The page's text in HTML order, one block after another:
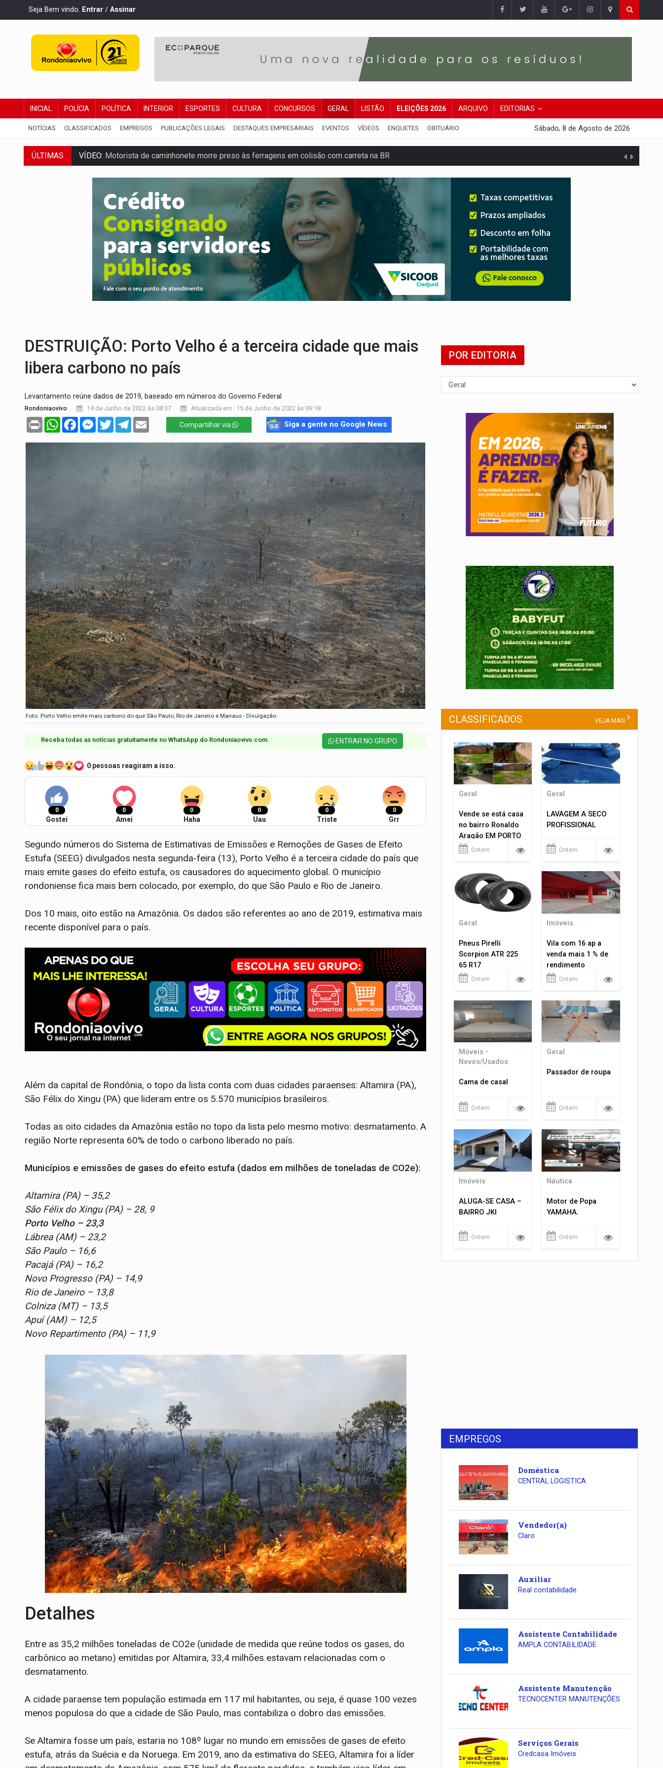
Seja Bem vindo. Entrar / Assinar
INICIAL POLÍCIA POLÍTICA INTERIOR ESPORTES CULTURA CONCURSOS GERAL LISTÃO ELEIÇÕES 2026 ARQUIVO EDITORIAS
NOTÍCIAS CLASSIFICADOS EMPREGOS PUBLICAÇÕES LEGAIS DESTAQUES EMPRESARIAIS EVENTOS VÍDEOS ENQUETES OBITUÁRIO Sábado, 8 de Agosto de 2026
ÚLTIMAS LAZER: Seis lugares gratuitos para aproveitar o fim de semana em Porto Velho
VÍDEO:FTICCO e Força Tática prendem membro do CV com arma e drogas em boca de fumo
INCLUSÃO: Prefeitura fortalece parceria com a APAE para ampliar ações voltadas a PCD's
DEFESA:Exército testa inovações no combate a drones durante exercício antiaéreo
TEMAS SOCIOAMBIENTAIS:Em Itapuã do Oeste, CINEMAZÔNIA leva cinema amazônico a estudantes na escola
PREVISÃO:Interior de Rondônia terá sábado (8) de calor intenso e tempo firme
INFRAESTRUTURA:Após quase 30 anos de espera, asfalto chega ao bairro Nova Esperança
A ILHA: Coreografia de Rondônia estreia na programação do Festival de Dança de Joinville
DESTRUIÇÃO: Porto Velho é a terceira cidade que mais
libera carbono no país
Levantamento reúne dados de 2019, baseado em números do Governo Federal
Rondoniaovivo 14 de Junho de 2022 às 08:37 Atualizada em : 15 de Junho de 2022 às 09:18
Print WhatsAppFacebookMessenger
TwitterTelegram Compartilhar via Siga a gente no Google News
Foto: Porto Velho emite mais carbono do que São Paulo, Rio de Janeiro e Manaus - Divulgação
Receba todas as notícias gratuitamente no WhatsApp do Rondoniaovivo.com.​ ENTRAR NO GRUPO
0 pessoas reagiram a isso.
0
Gostei
0
Amei
0
Haha
0
Uau
0
Triste
0
Grr
Segundo números do Sistema de Estimativas de Emissões e Remoções de Gases de Efeito
Estufa (SEEG) divulgados nesta segunda-feira (13), Porto Velho é a terceira cidade do país que
mais emite gases do efeito estufa, os causadores do aquecimento global. O município
rondoniense fica mais bem colocado, por exemplo, do que São Paulo e Rio de Janeiro.
Dos 10 mais, oito estão na Amazônia. Os dados são referentes ao ano de 2019, estimativa mais
recente disponível para o país.
Além da capital de Rondônia, o topo da lista conta com duas cidades paraenses: Altamira (PA),
São Félix do Xingu (PA) que lideram entre os 5.570 municípios brasileiros.
Todas as oito cidades da Amazônia estão no topo da lista pelo mesmo motivo: desmatamento. A
região Norte representa 60% de todo o carbono liberado no país.
Municípios e emissões de gases do efeito estufa (dados em milhões de toneladas de CO2e):
Altamira (PA) – 35,2
São Félix do Xingu (PA) – 28, 9
Porto Velho – 23,3
Lábrea (AM) – 23,2
São Paulo – 16,6
Pacajá (PA) – 16,2
Novo Progresso (PA) – 14,9
Rio de Janeiro – 13,8
Colniza (MT) – 13,5
Apuí (AM) – 12,5
Novo Repartimento (PA) – 11,9
Detalhes
Entre as 35,2 milhões toneladas de CO2e (unidade de medida que reúne todos os gases, do
carbônico ao metano) emitidas por Altamira, 33,4 milhões estavam relacionadas com o
desmatamento.
A cidade paraense tem população estimada em 117 mil habitantes, ou seja, é quase 100 vezes
menos populosa do que a cidade de São Paulo, mas contabiliza o dobro das emissões.
Se Altamira fosse um país, estaria no 108º lugar no mundo em emissões de gases de efeito
estufa, atrás da Suécia e da Noruega. Em 2019, ano da estimativa do SEEG, Altamira foi a líder
POR EDITORIA
CLASSIFICADOS VEJA MAIS
Geral
Vende se está casa
no bairro Ronaldo
Aragão EM PORTO
VELHO RO.
Ontem
Geral
LAVAGEM A SECO
PROFISSIONAL
Ontem
Geral
Pneus Pirelli
Scorpion ATR 225
65 R17
Ontem
Imóveis
Vila com 16 ap a
venda mais 1 % de
rendimento
Ontem
Móveis -
Novos/Usados
Cama de casal
Ontem
Geral
Passador de roupa
Ontem
Imóveis
ALUGA-SE CASA –
BAIRRO JKI
Ontem
Náutica
Motor de Popa
YAMAHA.
Ontem
EMPREGOS
Doméstica
CENTRAL LOGISTICA
Vendedor(a)
Claro
Auxiliar
Real contabilidade
Assistente Contabilidade
AMPLA CONTABILIDADE
Assistente Manutenção
TECNOCENTER MANUTENÇÕES
Serviços Gerais
Credcasa Imóveis